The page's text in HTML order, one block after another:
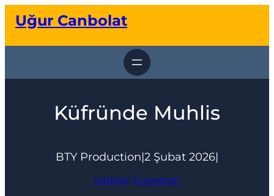
geçUğur Canbolat
Küfründe Muhlis
BTY Production|2 Şubat 2026|
İstiklal Gazetesi